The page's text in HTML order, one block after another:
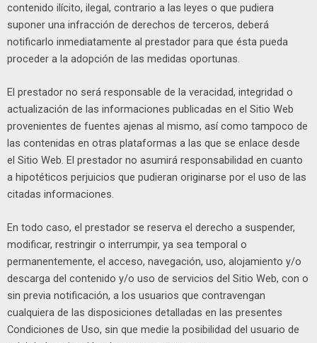
contenido ilícito, ilegal, contrario a las leyes o que pudiera
suponer una infracción de derechos de terceros, deberá
notificarlo inmediatamente al prestador para que ésta pueda
proceder a la adopción de las medidas oportunas.
El prestador no será responsable de la veracidad, integridad o
actualización de las informaciones publicadas en el Sitio Web
provenientes de fuentes ajenas al mismo, así como tampoco de
las contenidas en otras plataformas a las que se enlace desde
el Sitio Web. El prestador no asumirá responsabilidad en cuanto
a hipotéticos perjuicios que pudieran originarse por el uso de las
citadas informaciones.
En todo caso, el prestador se reserva el derecho a suspender,
modificar, restringir o interrumpir, ya sea temporal o
permanentemente, el acceso, navegación, uso, alojamiento y/o
descarga del contenido y/o uso de servicios del Sitio Web, con o
sin previa notificación, a los usuarios que contravengan
cualquiera de las disposiciones detalladas en las presentes
Condiciones de Uso, sin que medie la posibilidad del usuario de